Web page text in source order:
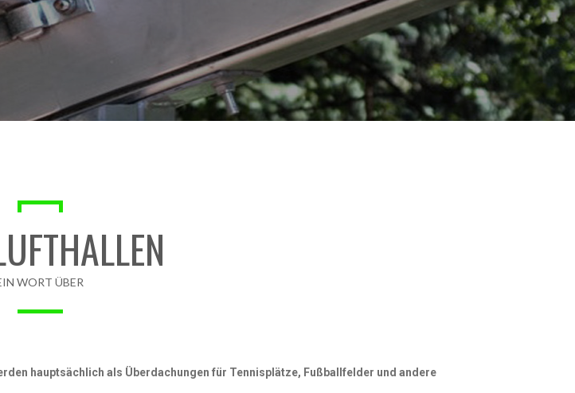
WORT ÜBER
hauptsächlich als Überdachungen für Tennisplätze, Fußballfelder und andere